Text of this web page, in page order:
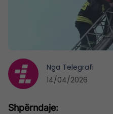
Nga Telegrafi
14/04/2026